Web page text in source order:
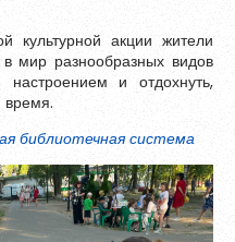
культурной акции жители
в мир разнообразных видов
настроением и отдохнуть,
время.
библиотечная система